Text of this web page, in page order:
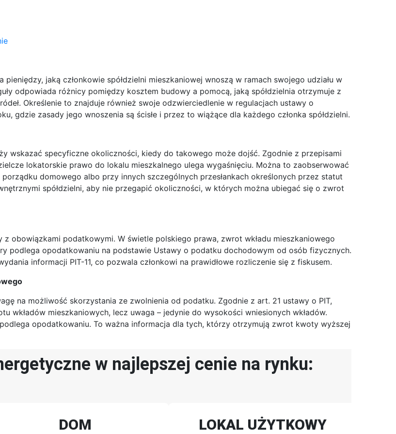
jaką członkowie spółdzielni mieszkaniowej wnoszą w ramach swojego udziału w
odpowiada różnicy pomiędzy kosztem budowy a pomocą, jaką spółdzielnia otrzymuje z
Określenie to znajduje również swoje odzwierciedlenie w regulacjach ustawy o
gdzie zasady jego wnoszenia są ścisłe i przez to wiążące dla każdego członka spółdzielni.
wskazać specyficzne okoliczności, kiedy do takowego może dojść. Zgodnie z przepisami
lokatorskie prawo do lokalu mieszkalnego ulega wygaśnięciu. Można to zaobserwować
domowego albo przy innych szczególnych przesłankach określonych przez statut
spółdzielni, aby nie przegapić okoliczności, w których można ubiegać się o zwrot
z obowiązkami podatkowymi. W świetle polskiego prawa, zwrot wkładu mieszkaniowego
podlega opodatkowaniu na podstawie Ustawy o podatku dochodowym od osób fizycznych.
informacji PIT-11, co pozwala członkowi na prawidłowe rozliczenie się z fiskusem.
na możliwość skorzystania ze zwolnienia od podatku. Zgodnie z art. 21 ustawy o PIT,
wkładów mieszkaniowych, lecz uwaga – jedynie do wysokości wniesionych wkładów.
opodatkowaniu. To ważna informacja dla tych, którzy otrzymują zwrot kwoty wyższej
w najlepszej cenie na rynku:
DOM LOKAL UŻYTKOWY